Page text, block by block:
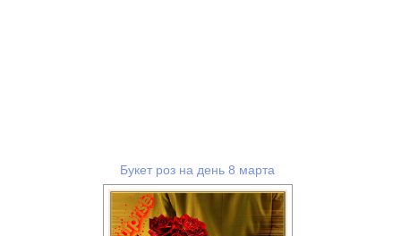
Букет роз на день 8 марта